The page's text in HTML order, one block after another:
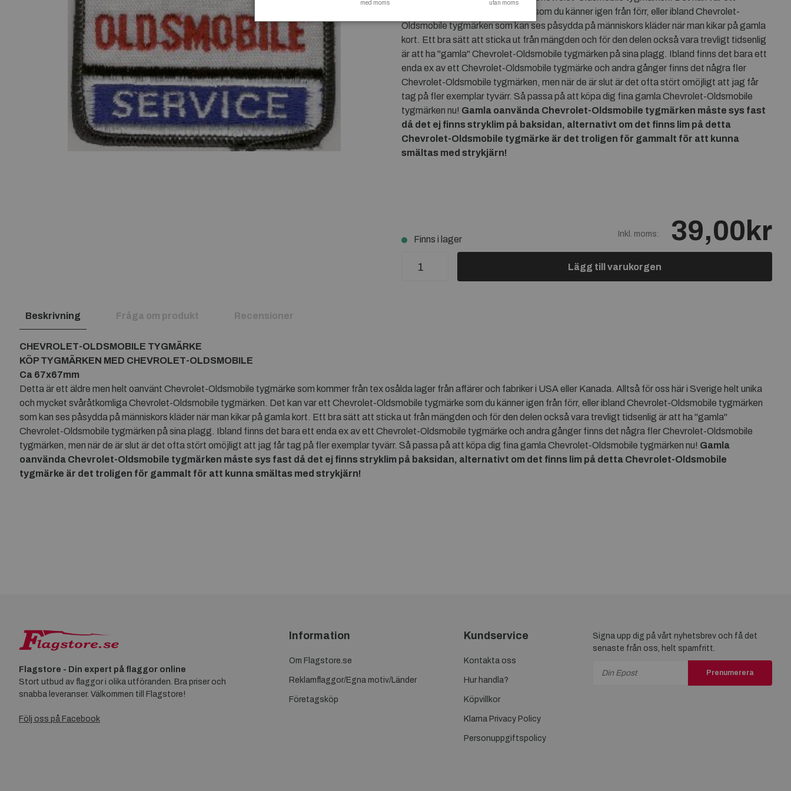
Chevrolet-Oldsmobile tygmärke som du känner igen från förr, eller ibland Chevrolet-
Oldsmobile tygmärken som kan ses påsydda på människors kläder när man kikar på gamla
kort. Ett bra sätt att sticka ut från mängden och för den delen också vara trevligt tidsenlig
är att ha "gamla" Chevrolet-Oldsmobile tygmärken på sina plagg. Ibland finns det bara ett
enda ex av ett Chevrolet-Oldsmobile tygmärke och andra gånger finns det några fler
Chevrolet-Oldsmobile tygmärken, men när de är slut är det ofta stört omöjligt att jag får
tag på fler exemplar tyvärr. Så passa på att köpa dig fina gamla Chevrolet-Oldsmobile
tygmärken nu! Gamla oanvända Chevrolet-Oldsmobile tygmärken måste sys fast
då det ej finns stryklim på baksidan, alternativt om det finns lim på detta
Chevrolet-Oldsmobile tygmärke är det troligen för gammalt för att kunna
smältas med strykjärn!
Finns i lager
Inkl. moms: 39,00kr
Lägg till varukorgen
Beskrivning Fråga om produkt Recensioner
CHEVROLET-OLDSMOBILE TYGMÄRKE
KÖP TYGMÄRKEN MED CHEVROLET-OLDSMOBILE
Ca 67x67mm
Detta är ett äldre men helt oanvänt Chevrolet-Oldsmobile tygmärke som kommer från tex osålda lager från affärer och fabriker i USA eller Kanada. Alltså för oss här i Sverige helt unika
och mycket svåråtkomliga Chevrolet-Oldsmobile tygmärken. Det kan var ett Chevrolet-Oldsmobile tygmärke som du känner igen från förr, eller ibland Chevrolet-Oldsmobile tygmärken
som kan ses påsydda på människors kläder när man kikar på gamla kort. Ett bra sätt att sticka ut från mängden och för den delen också vara trevligt tidsenlig är att ha "gamla"
Chevrolet-Oldsmobile tygmärken på sina plagg. Ibland finns det bara ett enda ex av ett Chevrolet-Oldsmobile tygmärke och andra gånger finns det några fler Chevrolet-Oldsmobile
tygmärken, men när de är slut är det ofta stört omöjligt att jag får tag på fler exemplar tyvärr. Så passa på att köpa dig fina gamla Chevrolet-Oldsmobile tygmärken nu! Gamla
oanvända Chevrolet-Oldsmobile tygmärken måste sys fast då det ej finns stryklim på baksidan, alternativt om det finns lim på detta Chevrolet-Oldsmobile
tygmärke är det troligen för gammalt för att kunna smältas med strykjärn!
Flagstore - Din expert på flaggor online
Stort utbud av flaggor i olika utföranden. Bra priser och
snabba leveranser. Välkommen till Flagstore!
Följ oss på Facebook
Information
Om Flagstore.se
Reklamflaggor/Egna motiv/Länder
Företagsköp
Kundservice
Kontakta oss
Hur handla?
Köpvillkor
Klarna Privacy Policy
Personuppgiftspolicy
Signa upp dig på vårt nyhetsbrev och få det
senaste från oss, helt spamfritt.
Prenumerera
med moms utan moms